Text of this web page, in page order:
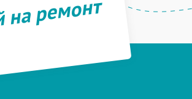
ремонт